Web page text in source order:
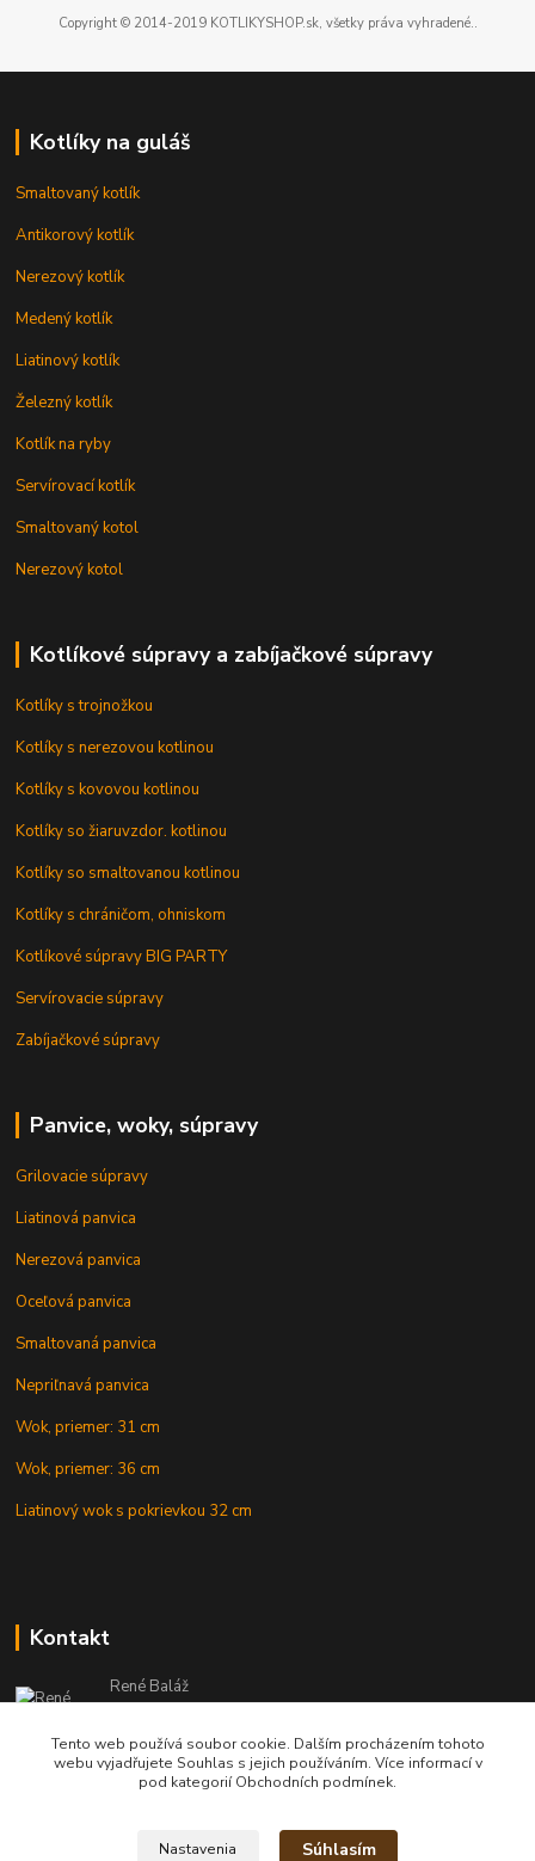
Copyright © 2014-2019 KOTLIKYSHOP.sk, všetky práva vyhradené..
Kotlíky na guláš
Smaltovaný kotlík
Antikorový kotlík
Nerezový kotlík
Medený kotlík
Liatinový kotlík
Železný kotlík
Kotlík na ryby
Servírovací kotlík
Smaltovaný kotol
Nerezový kotol
Kotlíkové súpravy a zabíjačkové súpravy
Kotlíky s trojnožkou
Kotlíky s nerezovou kotlinou
Kotlíky s kovovou kotlinou
Kotlíky so žiaruvzdor. kotlinou
Kotlíky so smaltovanou kotlinou
Kotlíky s chráničom, ohniskom
Kotlíkové súpravy BIG PARTY
Servírovacie súpravy
Zabíjačkové súpravy
Panvice, woky, súpravy
Grilovacie súpravy
Liatinová panvica
Nerezová panvica
Oceľová panvica
Smaltovaná panvica
Nepriľnavá panvica
Wok, priemer: 31 cm
Wok, priemer: 36 cm
Liatinový wok s pokrievkou 32 cm
Kontakt
René Baláž
Eshop: +421 902 212 007
od 8:00 - do 16:00 hod
info@kotlikyshop.sk
Tento web používá soubor cookie. Dalším procházením tohoto
webu vyjadřujete Souhlas s jejich používáním. Více informací v
pod kategorií Obchodních podmínek.
Nastavenia Súhlasím